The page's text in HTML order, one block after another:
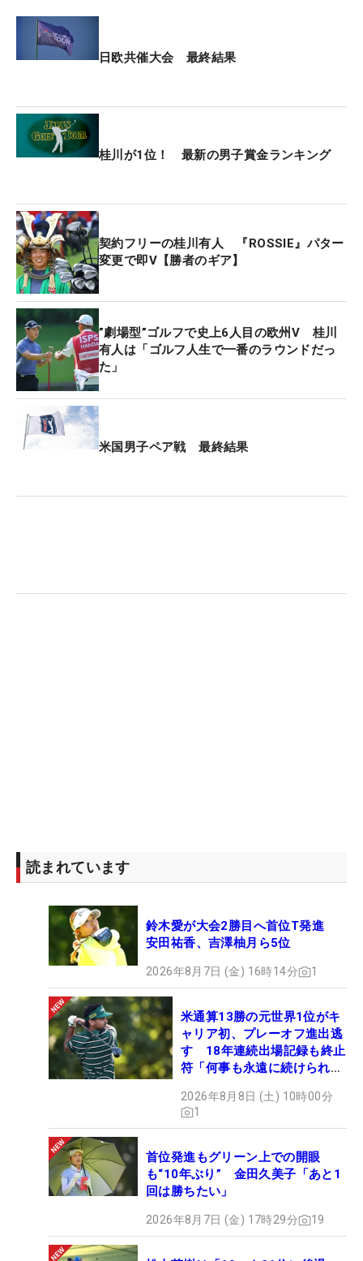
日欧共催大会 最終結果
桂川が1位！ 最新の男子賞金ランキング
契約フリーの桂川有人 『ROSSIE』パター
変更で即V【勝者のギア】
”劇場型”ゴルフで史上6人目の欧州V 桂川
有人は「ゴルフ人生で一番のラウンドだっ
た」
米国男子ペア戦 最終結果
読まれています
鈴木愛が大会2勝目へ首位T発進
安田祐香、吉澤柚月ら5位
2026年8月7日 (金) 16時14分 1
米通算13勝の元世界1位がキ
ャリア初、プレーオフ進出逃
す 18年連続出場記録も終止
符「何事も永遠に続けられな
2026年8月8日 (土) 10時00分
1
首位発進もグリーン上での開眼
も“10年ぶり” 金田久美子「あと1
回は勝ちたい」
2026年8月7日 (金) 17時29分 19